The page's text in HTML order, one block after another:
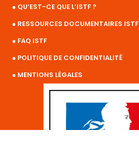
● QU’EST-CE QUE L’ISTF ?
● RESSOURCES DOCUMENTAIRES ISTF
● FAQ ISTF
● POLITIQUE DE CONFIDENTIALITÉ
● MENTIONS LÉGALES